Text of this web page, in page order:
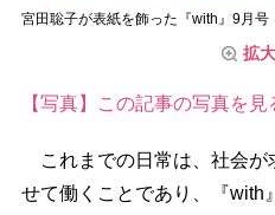
宮田聡子が表紙を飾った『with』9月号
拡
【写真】この記事の写真を見
これまでの日常は、社会が
せて働くことであり、『with